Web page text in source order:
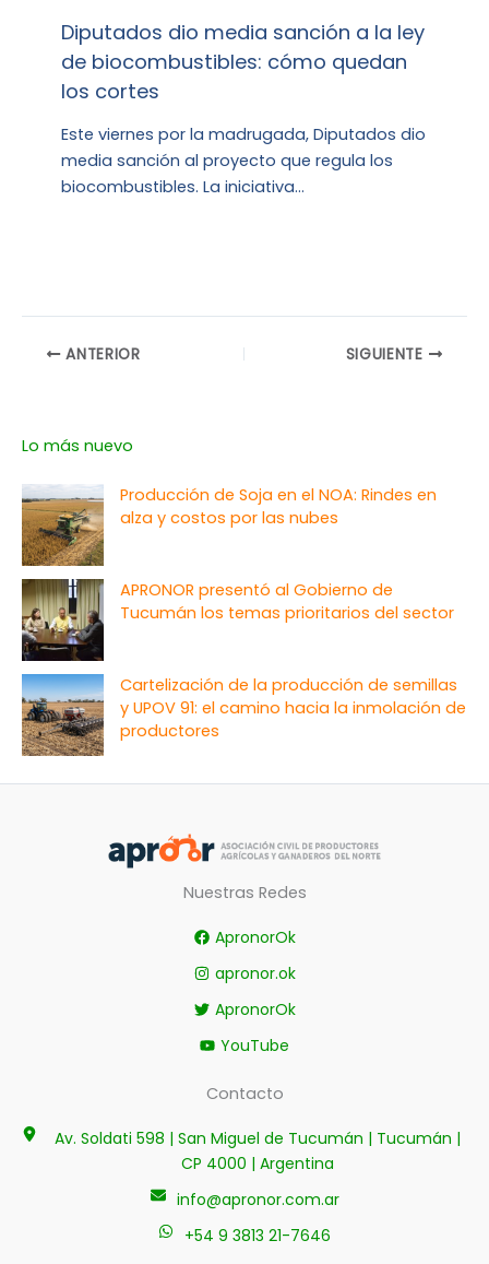
Diputados dio media sanción a la ley
de biocombustibles: cómo quedan
los cortes
Este viernes por la madrugada, Diputados dio
media sanción al proyecto que regula los
biocombustibles. La iniciativa…
ANTERIOR SIGUIENTE
Lo más nuevo
Producción de Soja en el NOA: Rindes en
alza y costos por las nubes
APRONOR presentó al Gobierno de
Tucumán los temas prioritarios del sector
Cartelización de la producción de semillas
y UPOV 91: el camino hacia la inmolación de
productores
Nuestras Redes
ApronorOk
apronor.ok
ApronorOk
YouTube
Contacto
Av. Soldati 598 | San Miguel de Tucumán | Tucumán |
CP 4000 | Argentina
info@apronor.com.ar
+54 9 3813 21-7646